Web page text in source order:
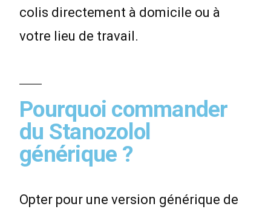
colis directement à domicile ou à
votre lieu de travail.
Pourquoi commander
du Stanozolol
générique ?
Opter pour une version générique de